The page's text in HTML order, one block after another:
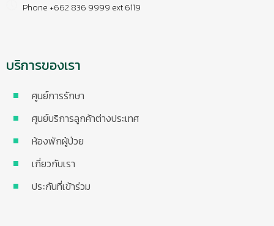
Phone +662 836 9999 ext 6119
บริการของเรา
ศูนย์การรักษา
ศูนย์บริการลูกค้าต่างประเทศ
ห้องพักผู้ป่วย
เกี่ยวกับเรา
ประกันที่เข้าร่วม